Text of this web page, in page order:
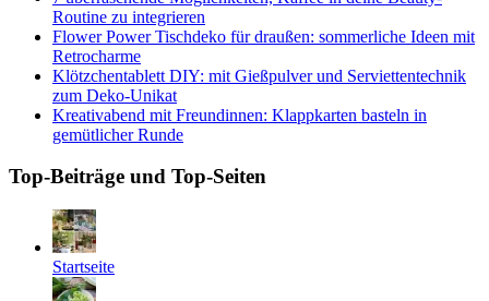
Routine zu integrieren
Flower Power Tischdeko für draußen: sommerliche Ideen mit
Retrocharme
Klötzchentablett DIY: mit Gießpulver und Serviettentechnik
zum Deko-Unikat
Kreativabend mit Freundinnen: Klappkarten basteln in
gemütlicher Runde
Top-Beiträge und Top-Seiten
Startseite